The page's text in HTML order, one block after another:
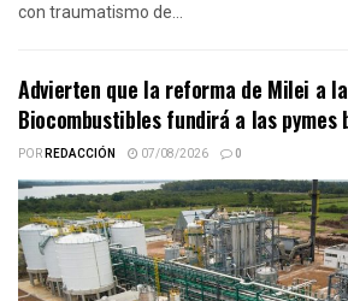
con traumatismo de...
Advierten que la reforma de Milei a
Biocombustibles fundirá a las pymes
PORREDACCIÓN 07/08/2026 0